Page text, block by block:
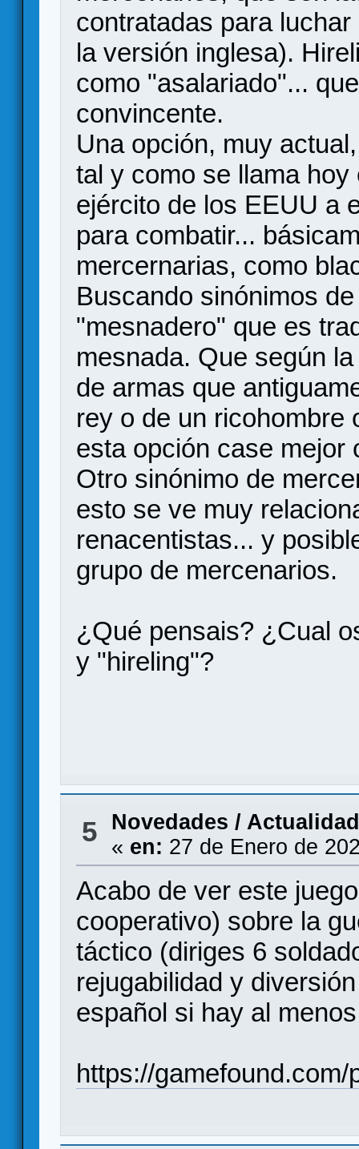
contratadas para
la versión inglesa).
como "asalariado"...
convincente.
Una opción, muy
tal y como se llama
ejército de los EEUU a
para combatir...
mercernarias, como
Buscando sinónimos
"mesnadero" que es
mesnada. Que según
de armas que
rey o de un ricohombre
esta opción case mejor
Otro sinónimo de
esto se ve muy
renacentistas... y
grupo de mercenarios.
¿Qué pensais? ¿Cual
y "hireling"?
5
Novedades / Actualidad
« en: 27 de Enero de
Acabo de ver este
cooperativo) sobre la
táctico (diriges 6
rejugabilidad y
español si hay al
https://